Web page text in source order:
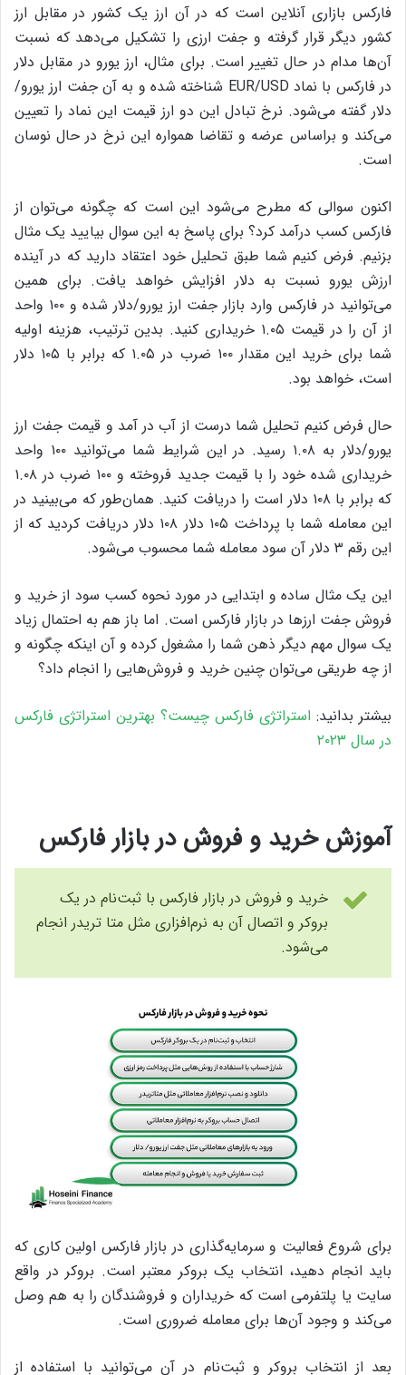
فارکس بازاری آنلاین است که در آن ارز یک کشور در مقابل ارز
کشور دیگر قرار گرفته و جفت ارزی را تشکیل می‌دهد که نسبت
آن‌ها مدام در حال تغییر است. برای مثال، ارز یورو در مقابل دلار
در فارکس با نماد EUR/USD شناخته شده و به آن جفت ارز یورو/
دلار گفته می‌شود. نرخ تبادل این دو ارز قیمت این نماد را تعیین
می‌کند و براساس عرضه و تقاضا همواره این نرخ در حال نوسان
است.
اکنون سوالی که مطرح می‌شود این است که چگونه می‌توان از
فارکس کسب درآمد کرد؟ برای پاسخ به این سوال بیایید یک مثال
بزنیم. فرض کنیم شما طبق تحلیل خود اعتقاد دارید که در آینده
ارزش یورو نسبت به دلار افزایش خواهد یافت. برای همین
می‌توانید در فارکس وارد بازار جفت ارز یورو/دلار شده و ۱۰۰ واحد
از آن را در قیمت ۱.۰۵ خریداری کنید. بدین ترتیب، هزینه اولیه
شما برای خرید این مقدار ۱۰۰ ضرب در ۱.۰۵ که برابر با ۱۰۵ دلار
است، خواهد بود.
حال فرض کنیم تحلیل شما درست از آب در آمد و قیمت جفت ارز
یورو/دلار به ۱.۰۸ رسید. در این شرایط شما می‌توانید ۱۰۰ واحد
خریداری شده خود را با قیمت جدید فروخته و ۱۰۰ ضرب در ۱.۰۸
که برابر با ۱۰۸ دلار است را دریافت کنید. همان‌طور که می‌بینید در
این معامله شما با پرداخت ۱۰۵ دلار ۱۰۸ دلار دریافت کردید که از
این رقم ۳ دلار آن سود معامله شما محسوب می‌شود.
این یک مثال ساده و ابتدایی در مورد نحوه کسب سود از خرید و
فروش جفت ارزها در بازار فارکس است. اما باز هم به احتمال زیاد
یک سوال مهم دیگر ذهن شما را مشغول کرده و آن اینکه چگونه و
از چه طریقی می‌توان چنین خرید و فروش‌هایی را انجام داد؟
بیشتر بدانید: استراتژی فارکس چیست؟ بهترین استراتژی فارکس
در سال ۲۰۲۳
آموزش خرید و فروش در بازار فارکس
خرید و فروش در بازار فارکس با ثبت‌نام در یک
بروکر و اتصال آن به نرم‌افزاری مثل متا تریدر انجام
می‌شود.
برای شروع فعالیت و سرمایه‌گذاری در بازار فارکس اولین کاری که
باید انجام دهید، انتخاب یک بروکر معتبر است. بروکر در واقع
سایت یا پلتفرمی است که خریداران و فروشندگان را به هم وصل
می‌کند و وجود آن‌ها برای معامله ضروری است.
بعد از انتخاب بروکر و ثبت‌‌نام در آن می‌توانید با استفاده از